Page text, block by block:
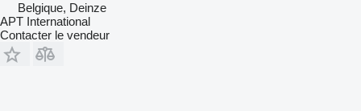
Belgique, Deinze
APT International
Contacter le vendeur